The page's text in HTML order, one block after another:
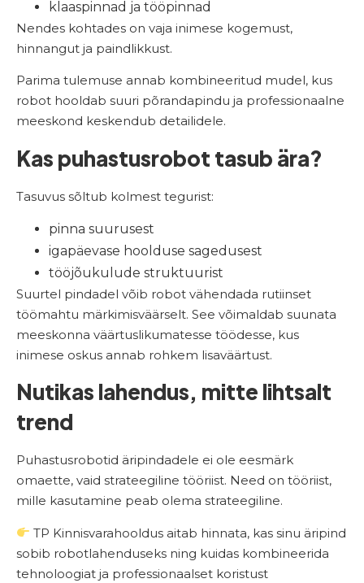
klaaspinnad ja tööpinnad
Nendes kohtades on vaja inimese kogemust,
hinnangut ja paindlikkust.
Parima tulemuse annab kombineeritud mudel, kus
robot hooldab suuri põrandapindu ja professionaalne
meeskond keskendub detailidele.
Kas puhastusrobot tasub ära?
Tasuvus sõltub kolmest tegurist:
pinna suurusest
igapäevase hoolduse sagedusest
tööjõukulude struktuurist
Suurtel pindadel võib robot vähendada rutiinset
töömahtu märkimisväärselt. See võimaldab suunata
meeskonna väärtuslikumatesse töödesse, kus
inimese oskus annab rohkem lisaväärtust.
Nutikas lahendus, mitte lihtsalt
trend
Puhastusrobotid äripindadele ei ole eesmärk
omaette, vaid strateegiline tööriist. Need on tööriist,
mille kasutamine peab olema strateegiline.
TP Kinnisvarahooldus aitab hinnata, kas sinu äripind
sobib robotlahenduseks ning kuidas kombineerida
tehnoloogiat ja professionaalset koristust